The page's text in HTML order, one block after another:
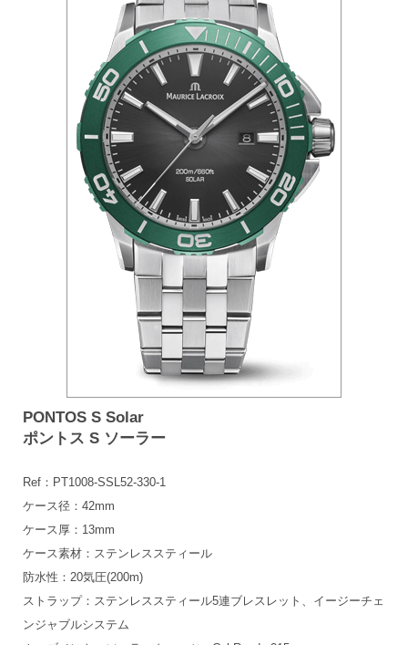
PONTOS S Solar
ポントス S ソーラー
Ref：PT1008-SSL52-330-1
ケース径：42mm
ケース厚：13mm
ケース素材：ステンレススティール
防水性：20気圧(200m)
ストラップ：ステンレススティール5連ブレスレット、イージーチェ
ンジャブルシステム